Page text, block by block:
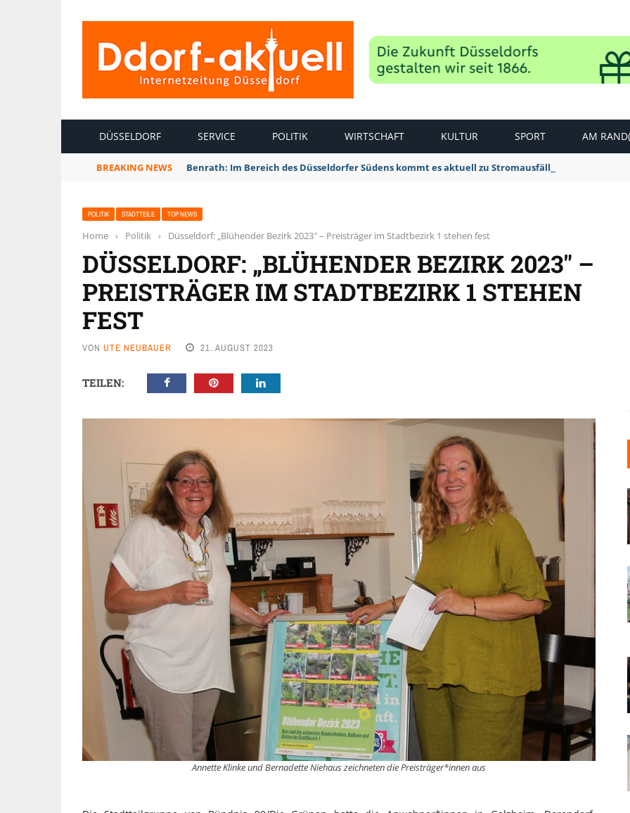
DÜSSELDORF SERVICE POLITIK WIRTSCHAFT KULTUR SPORT AM
BREAKING NEWS Benrath: Im Bereich des Düsseldorfer Südens kommt es aktuell zu Stromausfällen
POLITIK STADTTEILE TOP NEWS
Home › Politik › Düsseldorf: „Blühender Bezirk 2023″ – Preisträger im Stadtbezirk 1 stehen fest
DÜSSELDORF: „BLÜHENDER BEZIRK 2023″ –
PREISTRÄGER IM STADTBEZIRK 1 STEHEN
FEST
VON UTE NEUBAUER 21. AUGUST 2023
TEILEN:
Annette Klinke und Bernadette Niehaus zeichneten die Preisträger*innen aus